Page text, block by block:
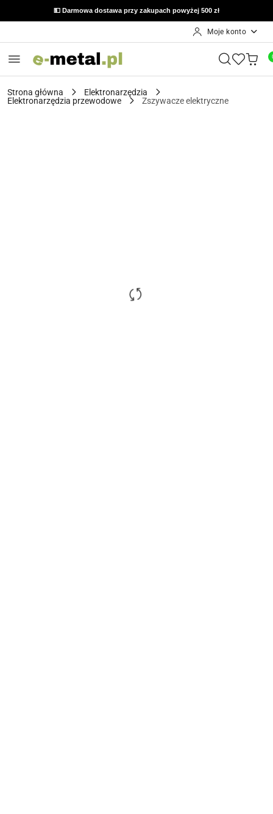
💵 Darmowa dostawa przy zakupach powyżej 500 zł
🔙 Możliwość zwrotu do 14 dni od otrzymania zamówienia
Moje konto
Strona główna
Elektronarzędzia
Elektronarzędzia przewodowe
Zszywacze elektryczne